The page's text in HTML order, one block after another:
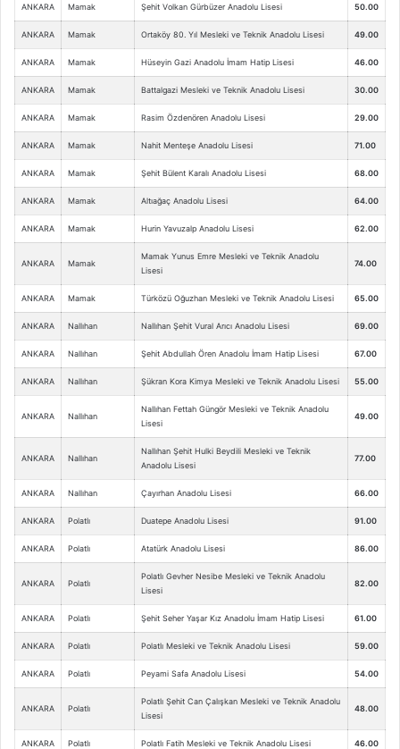
ANKARA Mamak Şehit Volkan Gürbüzer Anadolu Lisesi 50.00
ANKARA Mamak Ortaköy 80. Yıl Mesleki ve Teknik Anadolu Lisesi 49.00
ANKARA Mamak Hüseyin Gazi Anadolu İmam Hatip Lisesi 46.00
ANKARA Mamak Battalgazi Mesleki ve Teknik Anadolu Lisesi 30.00
ANKARA Mamak Rasim Özdenören Anadolu Lisesi 29.00
ANKARA Mamak Nahit Menteşe Anadolu Lisesi 71.00
ANKARA Mamak Şehit Bülent Karalı Anadolu Lisesi 68.00
ANKARA Mamak Altıağaç Anadolu Lisesi 64.00
ANKARA Mamak Hurin Yavuzalp Anadolu Lisesi 62.00
ANKARA Mamak
Mamak Yunus Emre Mesleki ve Teknik Anadolu
Lisesi
74.00
ANKARA Mamak Türközü Oğuzhan Mesleki ve Teknik Anadolu Lisesi 65.00
ANKARA Nallıhan Nallıhan Şehit Vural Arıcı Anadolu Lisesi 69.00
ANKARA Nallıhan Şehit Abdullah Ören Anadolu İmam Hatip Lisesi 67.00
ANKARA Nallıhan Şükran Kora Kimya Mesleki ve Teknik Anadolu Lisesi 55.00
ANKARA Nallıhan
Nallıhan Fettah Güngör Mesleki ve Teknik Anadolu
Lisesi
49.00
ANKARA Nallıhan
Nallıhan Şehit Hulki Beydili Mesleki ve Teknik
Anadolu Lisesi
77.00
ANKARA Nallıhan Çayırhan Anadolu Lisesi 66.00
ANKARA Polatlı Duatepe Anadolu Lisesi 91.00
ANKARA Polatlı Atatürk Anadolu Lisesi 86.00
ANKARA Polatlı
Polatlı Gevher Nesibe Mesleki ve Teknik Anadolu
Lisesi
82.00
ANKARA Polatlı Şehit Seher Yaşar Kız Anadolu İmam Hatip Lisesi 61.00
ANKARA Polatlı Polatlı Mesleki ve Teknik Anadolu Lisesi 59.00
ANKARA Polatlı Peyami Safa Anadolu Lisesi 54.00
ANKARA Polatlı
Polatlı Şehit Can Çalışkan Mesleki ve Teknik Anadolu
Lisesi
48.00
ANKARA Polatlı Polatlı Fatih Mesleki ve Teknik Anadolu Lisesi 46.00